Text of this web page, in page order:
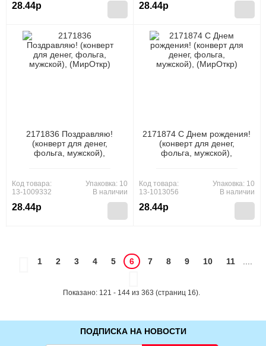
28.44р 28.44р
2171836 Поздравляю!
(конверт для денег,
фольга, мужской),
Код товара:
13-1009332
28.44р
Упаковка: 10
В наличии
2171874 С Днем рождения!
(конверт для денег,
фольга, мужской),
Код товара:
13-1013056
28.44р
Упаковка: 10
В наличии
1 2 3 4 5 6 7 8 9 10 11
Показано: 121 - 144 из 363 (страниц 16).
ПОДПИСКА НА НОВОСТИ